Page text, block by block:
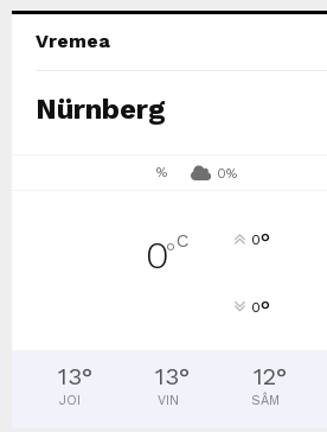
Vremea
Nürnberg
% 0%
0°C 0°
0°
13°
JOI
13°
VIN
12°
SÂM